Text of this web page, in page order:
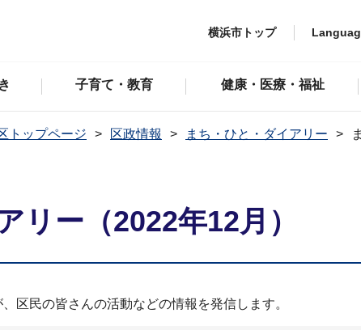
横浜市トップ
子育て・教育 健康・医療・福祉
トップページ 区政情報 まち・ひと・ダイアリー
リー（2022年12月）
区民の皆さんの活動などの情報を発信します。